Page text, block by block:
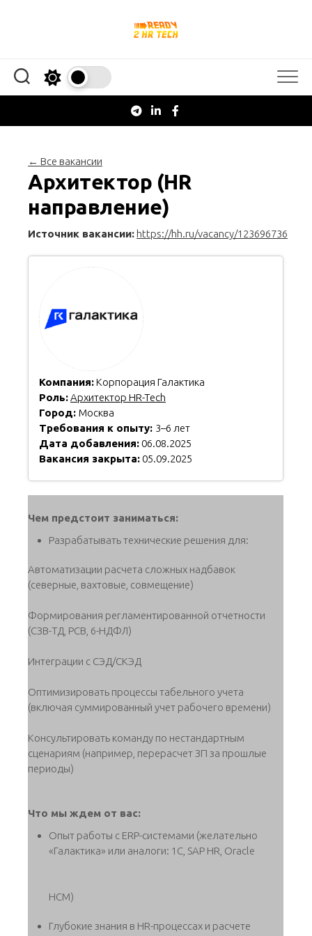
← Все вакансии
Архитектор (HR
направление)
Источник вакансии: https://hh.ru/vacancy/123696736
Компания:Корпорация Галактика
Роль:Архитектор HR-Tech
Город: Москва
Требования к опыту: 3–6 лет
Дата добавления: 06.08.2025
Вакансия закрыта: 05.09.2025
Чем предстоит заниматься:
Разрабатывать технические решения для:
Автоматизации расчета сложных надбавок
(северные, вахтовые, совмещение)
Формирования регламентированной отчетности
(СЗВ-ТД, РСВ, 6-НДФЛ)
Интеграции с СЭД/СКЭД
Оптимизировать процессы табельного учета
(включая суммированный учет рабочего времени)
Консультировать команду по нестандартным
сценариям (например, перерасчет ЗП за прошлые
периоды)
Что мы ждем от вас:
Опыт работы с ERP-системами (желательно
«Галактика» или аналоги: 1С, SAP HR, Oracle
HCM)
Глубокие знания в HR-процессах и расчете